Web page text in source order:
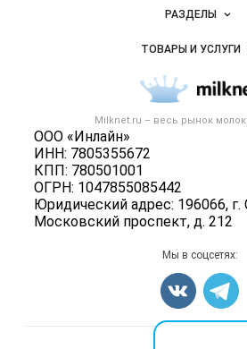
Milknet.ru – весь рынок
ООО «Инлайн»
ИНН: 7805355672
КПП: 780501001
ОГРН: 1047855085442
Юридический адрес: 196066, г.
Московский проспект, д. 212
Новости Milknet.ru
Размещение
Публичная оферта
Контактная
Политика обработки
РАЗДЕЛЫ
Объявления
Новости рынка
ТОВАРЫ И УСЛУГИ
Молочная
Вторичное сырье
Оборудование
Карта объявлений
Мы в соцсетях: